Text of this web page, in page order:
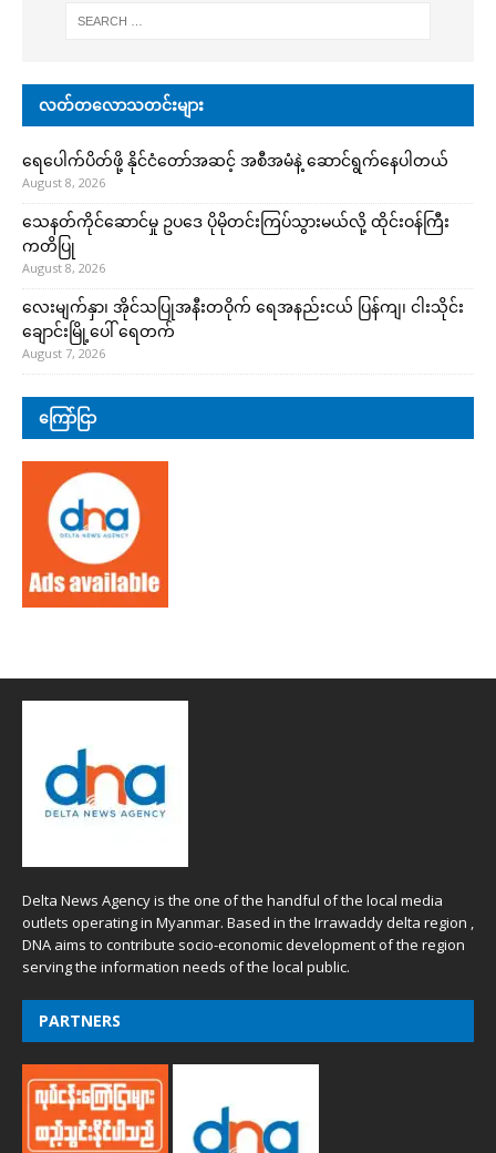
လတ်တလောသတင်းများ
ရေပေါက်ပိတ်ဖို့ နိုင်ငံတော်အဆင့် အစီအမံနဲ့ ဆောင်ရွက်နေပါတယ်
August 8, 2026
သေနတ်ကိုင်ဆောင်မှု ဥပဒေ ပိုမိုတင်းကြပ်သွားမယ်လို့ ထိုင်းဝန်ကြီး
ကတိပြု
August 8, 2026
လေးမျက်နှာ၊ အိုင်သပြုအနီးတဝိုက် ရေအနည်းငယ် ပြန်ကျ၊ ငါးသိုင်း
ချောင်းမြို့ပေါ် ရေတက်
August 7, 2026
ကြော်ငြာ
Delta News Agency is the one of the handful of the local media
outlets operating in Myanmar. Based in the Irrawaddy delta region ,
DNA aims to contribute socio-economic development of the region
serving the information needs of the local public.
PARTNERS